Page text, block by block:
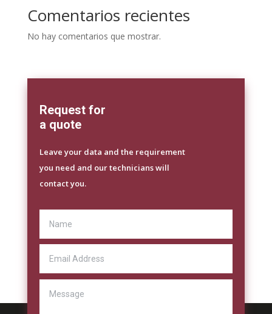
Comentarios recientes
No hay comentarios que mostrar.
Request for
a quote
Leave your data and the requirement
you need and our technicians will
contact you.